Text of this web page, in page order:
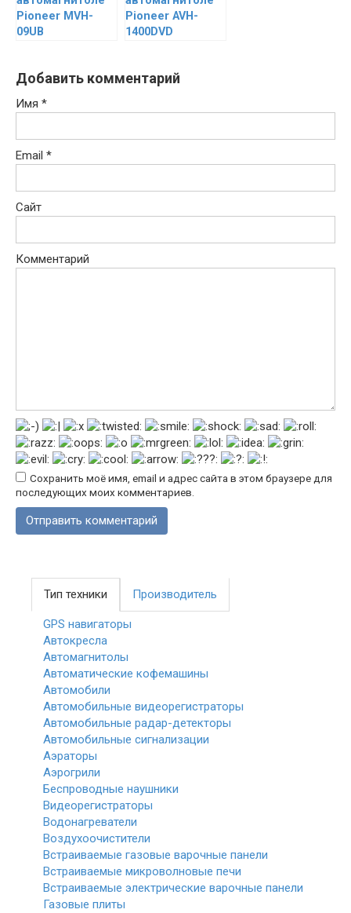
Pioneer MVH-
09UB
Pioneer AVH-
1400DVD
Добавить комментарий
Имя *
Email *
Сайт
Комментарий
Сохранить моё имя, email и адрес сайта в этом браузере для
последующих моих комментариев.
Тип техники Производитель
GPS навигаторы
Автокресла
Автомагнитолы
Автоматические кофемашины
Автомобили
Автомобильные видеорегистраторы
Автомобильные радар-детекторы
Автомобильные сигнализации
Аэраторы
Аэрогрили
Беспроводные наушники
Видеорегистраторы
Водонагреватели
Воздухоочистители
Встраиваемые газовые варочные панели
Встраиваемые микроволновые печи
Встраиваемые электрические варочные панели
Газовые плиты